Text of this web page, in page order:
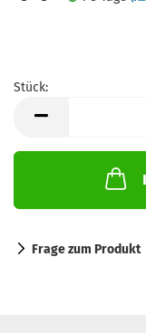
Stück:
Frage zum Produkt